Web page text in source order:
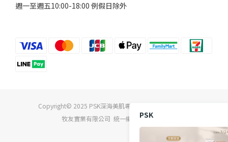
週一至週五10:00-18:00 例假日除外
Copyright© 2025 PSK深海美肌專家 All Rights Reserved
牧友實業有限公司 統一編號04869642
PSK